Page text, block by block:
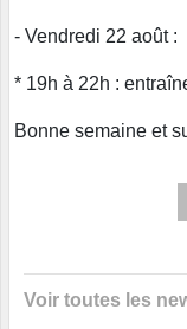
- Vendredi 22 août :
* 19h à 22h :
Bonne semaine et
Voir toutes les